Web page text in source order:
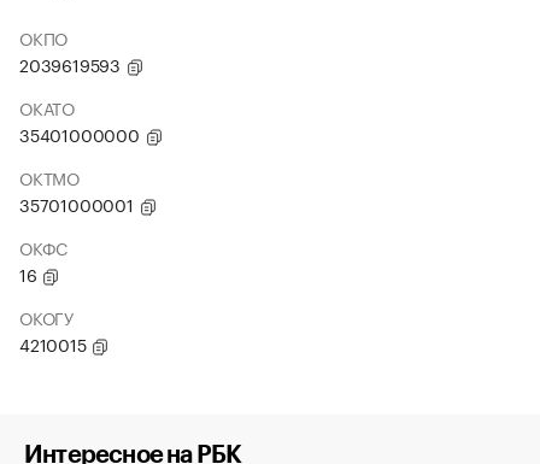
ОКПО
2039619593
ОКАТО
35401000000
ОКТМО
35701000001
ОКФС
16
ОКОГУ
4210015
Интересное на РБК